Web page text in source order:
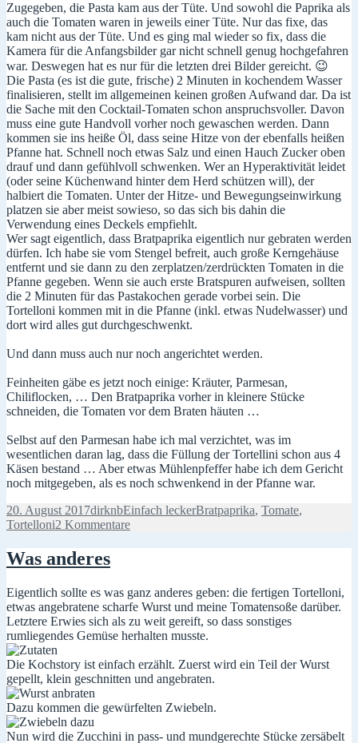
Zugegeben, die Pasta kam aus der Tüte. Und sowohl die Paprika als
auch die Tomaten waren in jeweils einer Tüte. Nur das fixe, das
kam nicht aus der Tüte. Und es ging mal wieder so fix, dass die
Kamera für die Anfangsbilder gar nicht schnell genug hochgefahren
war. Deswegen hat es nur für die letzten drei Bilder gereicht. 😉
Die Pasta (es ist die gute, frische) 2 Minuten in kochendem Wasser
finalisieren, stellt im allgemeinen keinen großen Aufwand dar. Da ist
die Sache mit den Cocktail-Tomaten schon anspruchsvoller. Davon
muss eine gute Handvoll vorher noch gewaschen werden. Dann
kommen sie ins heiße Öl, dass seine Hitze von der ebenfalls heißen
Pfanne hat. Schnell noch etwas Salz und einen Hauch Zucker oben
drauf und dann gefühlvoll schwenken. Wer an Hyperaktivität leidet
(oder seine Küchenwand hinter dem Herd schützen will), der
halbiert die Tomaten. Unter der Hitze- und Bewegungseinwirkung
platzen sie aber meist sowieso, so das sich bis dahin die
Verwendung eines Deckels empfiehlt.
Wer sagt eigentlich, dass Bratpaprika eigentlich nur gebraten werden
dürfen. Ich habe sie vom Stengel befreit, auch große Kerngehäuse
entfernt und sie dann zu den zerplatzen/zerdrückten Tomaten in die
Pfanne gegeben. Wenn sie auch erste Bratspuren aufweisen, sollten
die 2 Minuten für das Pastakochen gerade vorbei sein. Die
Tortelloni kommen mit in die Pfanne (inkl. etwas Nudelwasser) und
dort wird alles gut durchgeschwenkt.
Und dann muss auch nur noch angerichtet werden.
Feinheiten gäbe es jetzt noch einige: Kräuter, Parmesan,
Chiliflocken, … Den Bratpaprika vorher in kleinere Stücke
schneiden, die Tomaten vor dem Braten häuten …
Selbst auf den Parmesan habe ich mal verzichtet, was im
wesentlichen daran lag, dass die Füllung der Tortellini schon aus 4
Käsen bestand … Aber etwas Mühlenpfeffer habe ich dem Gericht
noch mitgegeben, als es noch schwenkend in der Pfanne war.
Veröffentlicht
am
20. August 2017Autor
dirknbKategorien
Einfach leckerSchlagwörter
Bratpaprika, Tomate,
Tortelloni2 Kommentarezu
Tüte
Was anderes
Eigentlich sollte es was ganz anderes geben: die fertigen Tortelloni,
etwas angebratene scharfe Wurst und meine Tomatensoße darüber.
Letztere Erwies sich als zu weit gereift, so dass sonstiges
rumliegendes Gemüse herhalten musste.
Die Kochstory ist einfach erzählt. Zuerst wird ein Teil der Wurst
gepellt, klein geschnitten und angebraten.
Dazu kommen die gewürfelten Zwiebeln.
Nun wird die Zucchini in pass- und mundgerechte Stücke zersäbelt